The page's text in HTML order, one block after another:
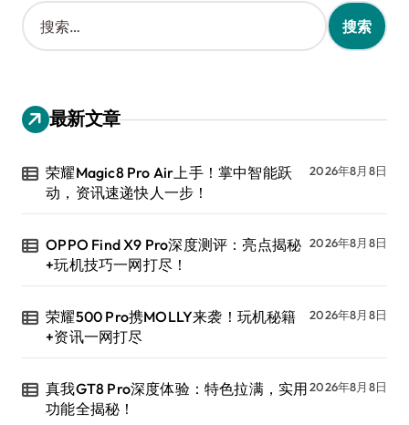
搜
索
：
最新文章
荣耀Magic8 Pro Air上手！掌中智能跃
动，资讯速递快人一步！
2026年8月8日
OPPO Find X9 Pro深度测评：亮点揭秘
+玩机技巧一网打尽！
2026年8月8日
荣耀500 Pro携MOLLY来袭！玩机秘籍
+资讯一网打尽
2026年8月8日
真我GT8 Pro深度体验：特色拉满，实用
功能全揭秘！
2026年8月8日